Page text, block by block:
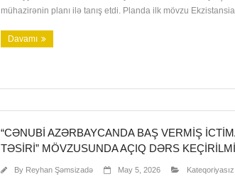
mühazirənin planı ilə tanış etdi. Planda ilk mövzu
Davamı
“CƏNUBI AZƏRBAYCANDA BAŞ VERMIŞ
TƏSIRI” MÖVZUSUNDA AÇIQ DƏRS
By Reyhan Şəmsizadə May 5, 2026 Kateqoriyasız